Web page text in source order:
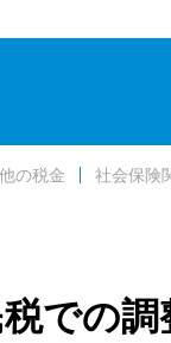
の税金 社会保険
での調